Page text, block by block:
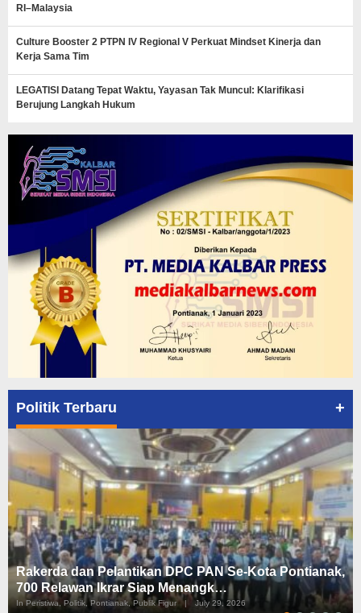
RI–Malaysia
Culture Booster 2 PTPN IV Regional V Perkuat Mindset Kinerja dan
Kerja Sama Tim
LEGATISI Datang Tepat Waktu, Yayasan Tak Muncul: Klarifikasi
Berujung Langkah Hukum
Politik Terbaru +
Rakerda dan Pelantikan DPC PAN Se-Kota Pontianak,
700 Relawan Ikrar Siap Menangk…
In Peristiwa, Politik, Pontianak, Publik Figur | July 29, 2026